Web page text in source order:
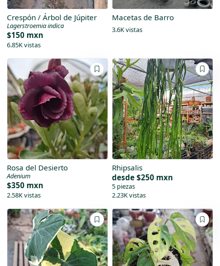
Crespón / Árbol de Júpiter
Lagerstroemia indica
$150 mxn
6.85K vistas
Macetas de Barro
3.6K vistas
Rosa del Desierto
Adenium
$350 mxn
2.58K vistas
Rhipsalis
desde $250 mxn
5 piezas
2.23K vistas